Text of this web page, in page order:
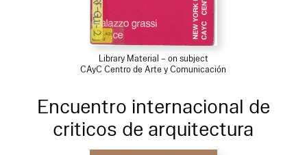
Library Material – on subject
CAyC Centro de Arte y Comunicación
Encuentro internacional de
criticos de arquitectura